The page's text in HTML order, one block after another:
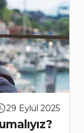
29 Eylül 2025